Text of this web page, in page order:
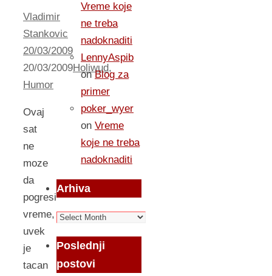
Vladimir
Stankovic
20/03/2009
20/03/2009Holiwud,
Humor
Ovaj
sat
ne
moze
da
pogresi
vreme,
uvek
je
tacan
Vreme koje
ne treba
nadoknaditi
LennyAspib
onBlog za
primer
poker_wyer
on Vreme
koje ne treba
nadoknaditi
Arhiva
Arhiva
Poslednji
postovi